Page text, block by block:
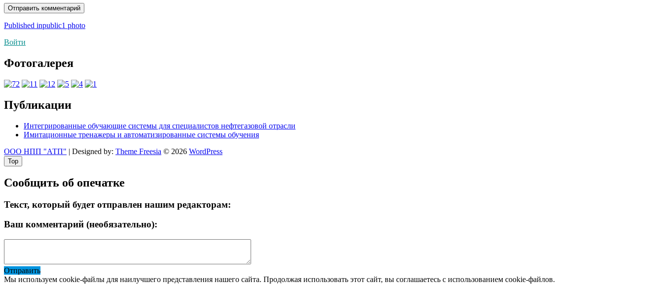
Навигация
по
Published inpublic1 photo
Войти
Фотогалерея
Публикации
Интегрированные обучающие системы для специалистов нефтегазовой отрасли
Имитационные тренажеры и автоматизированные системы обучения
ООО НПП "АТП" | Designed by: Theme Freesia © 2026 WordPress
Top
Сообщить об опечатке
Текст, который будет отправлен нашим редакторам:
Ваш комментарий (необязательно):
Отправить
Мы используем cookie-файлы для наилучшего представления нашего сайта. Продолжая использовать этот сайт, вы соглашаетесь с использованием cookie-файлов.